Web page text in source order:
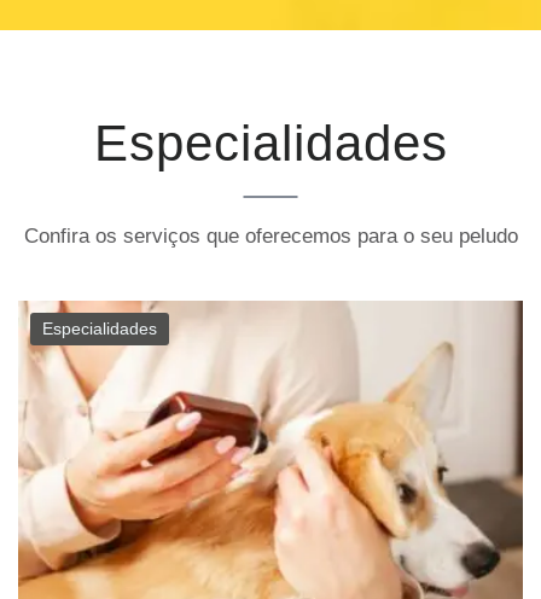
Especialidades
Confira os serviços que oferecemos para o seu peludo
Especialidades